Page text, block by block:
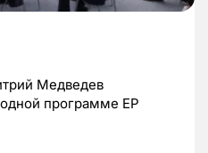
Медведев
программе ЕР